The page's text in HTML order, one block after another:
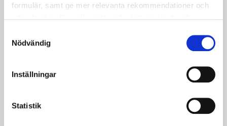
formulär, samt ge mer relevanta rekommendationer och
Nödvändig
Inställningar
Statistik
OMDÖME
Bli den första att lämna ett omdöme.